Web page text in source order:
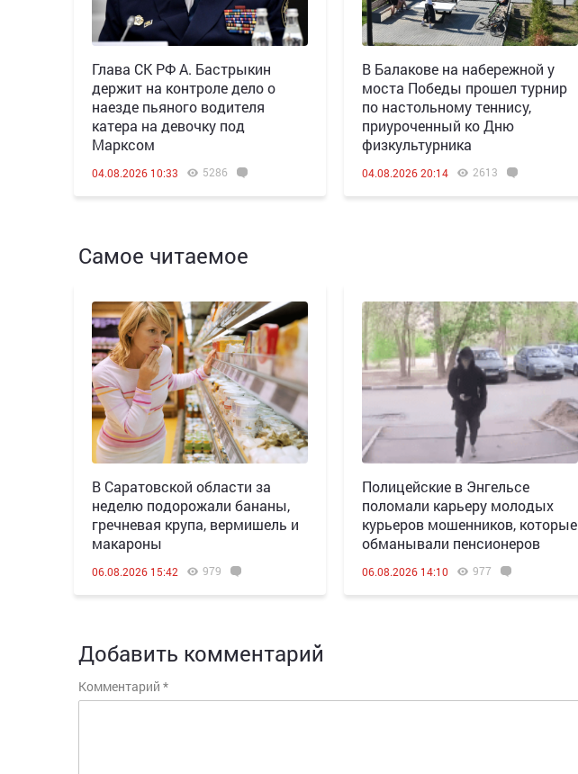
Глава СК РФ А. Бастрыкин
держит на контроле дело о
наезде пьяного водителя
катера на девочку под
Марксом
04.08.2026 10:33 5286
В Балакове на набережной у
моста Победы прошел турнир
по настольному теннису,
приуроченный ко Дню
физкультурника
04.08.2026 20:14 2613
Самое читаемое
В Саратовской области за
неделю подорожали бананы,
гречневая крупа, вермишель и
макароны
06.08.2026 15:42 979
Полицейские в Энгельсе
поломали карьеру молодых
курьеров мошенников, которые
обманывали пенсионеров
06.08.2026 14:10 977
Добавить комментарий
Комментарий *